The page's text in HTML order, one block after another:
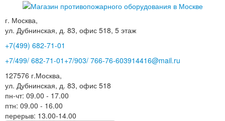
г. Москва,
ул. Дубнинская, д. 83, офис 518, 5 этаж
+7(499) 682-71-01
+7/499/ 682-71-01 +7/903/ 766-76-603914416@mail.ru
127576 г.Москва,
ул. Дубнинская, д. 83, офис 518
пн-чт: 09.00 - 17.00
птн: 09.00 - 16.00
перерыв: 13.00-14.00